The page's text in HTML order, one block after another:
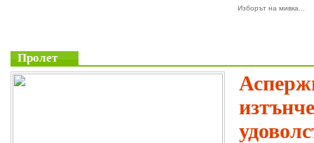
Изборът на мивка...
Пролет